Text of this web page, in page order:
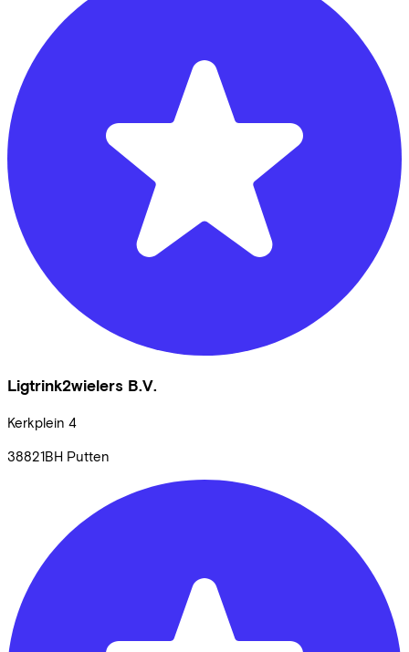
Ligtrink2wielers B.V.
Kerkplein 4
38821BH Putten